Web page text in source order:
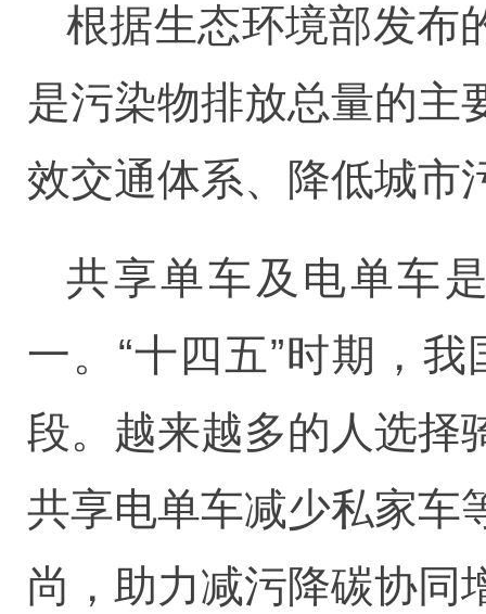
根据生态环境部发布
是污染物排放总量的主
效交通体系、降低城市
共享单车及电单车
一。“十四五”时期，
段。越来越多的人选择
共享电单车减少私家车
尚，助力减污降碳协同